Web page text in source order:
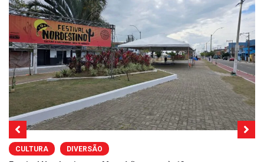
CULTURA DIVERSÃO